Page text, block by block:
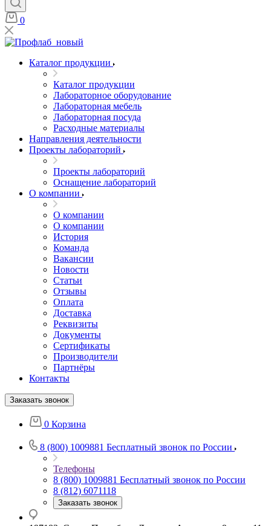
0
Каталог продукции
Каталог продукции
Лабораторное оборудование
Лабораторная мебель
Лабораторная посуда
Расходные материалы
Направления деятельности
Проекты лабораторий
Проекты лабораторий
Оснащение лабораторий
О компании
О компании
О компании
История
Команда
Вакансии
Новости
Статьи
Отзывы
Оплата
Доставка
Реквизиты
Документы
Сертификаты
Производители
Партнёры
Контакты
Заказать звонок
0 Корзина
8 (800) 1009881 Бесплатный звонок по России
Телефоны
8 (800) 1009881 Бесплатный звонок по России
8 (812) 6071118
Заказать звонок